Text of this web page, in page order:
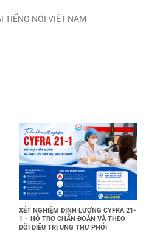
TIẾNG NÓI VIỆT NAM
XÉT NGHIỆM ĐỊNH LƯỢNG CYFRA 21-
1 – HỖ TRỢ CHẨN ĐOÁN VÀ THEO
DÕI ĐIỀU TRỊ UNG THƯ PHỔI